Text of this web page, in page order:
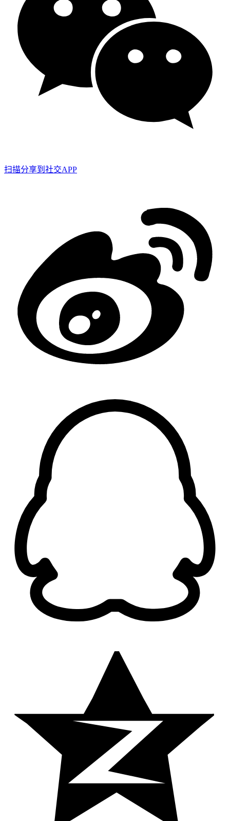
扫描分享到社交APP